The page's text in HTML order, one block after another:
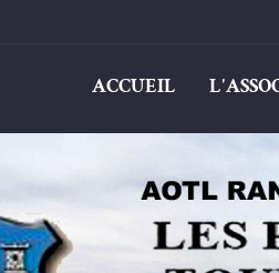
ACCUEIL